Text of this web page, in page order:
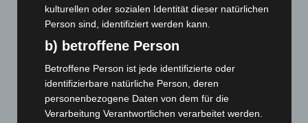
Anklage nach Abschaltung von „Archetyp Market“ erhoben
Großkontrolle
2. August 2026
Hannover Klassik Open Air 2026: Französische Oper im
kulturellen oder sozialen Identität dieser natürlichen
Person sind, identifiziert werden kann.
b) betroffene Person
Betroffene Person ist jede identifizierte oder
identifizierbare natürliche Person, deren
personenbezogene Daten von dem für die
Verarbeitung Verantwortlichen verarbeitet werden.